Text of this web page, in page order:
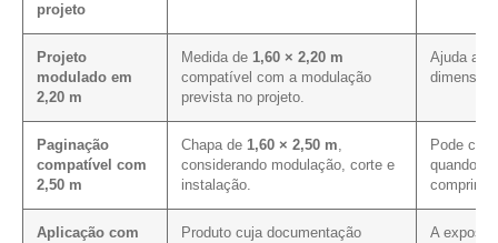
projeto
Projeto
modulado em
2,20 m
Medida de 1,60 × 2,20 m
compatível com a modulação
prevista no projeto.
Ajuda a
Paginação
compatível com
2,50 m
Chapa de 1,60 × 2,50 m
considerando modulação, corte e
instalação.
Pode
quando a
Aplicação com
Produto cuja documentação
A